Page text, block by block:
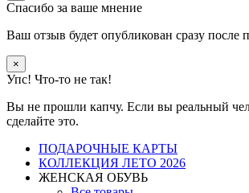
Спасибо за ваше мнение
Ваш отзыв будет опубликован сразу после
×
Упс! Что-то не так!
Вы не прошли капчу. Если вы реальный
сделайте это.
ПОДАРОЧНЫЕ КАРТЫ
КОЛЛЕКЦИЯ ЛЕТО 2026
ЖЕНСКАЯ ОБУВЬ